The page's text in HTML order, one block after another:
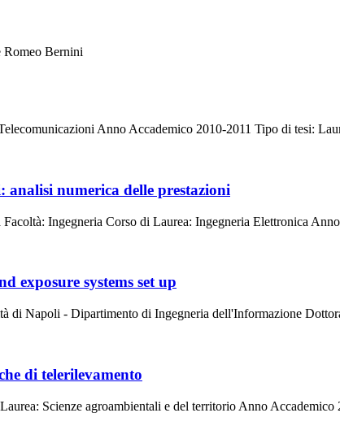
Romeo Bernini
Anno Accademico 2010-2011 Tipo di tesi:
numerica delle prestazioni
Ingegneria Corso di Laurea: Ingegneria Elettronica
exposure systems set up
Napoli - Dipartimento di Ingegneria dell'Informazione
di telerilevamento
Scienze agroambientali e del territorio Anno